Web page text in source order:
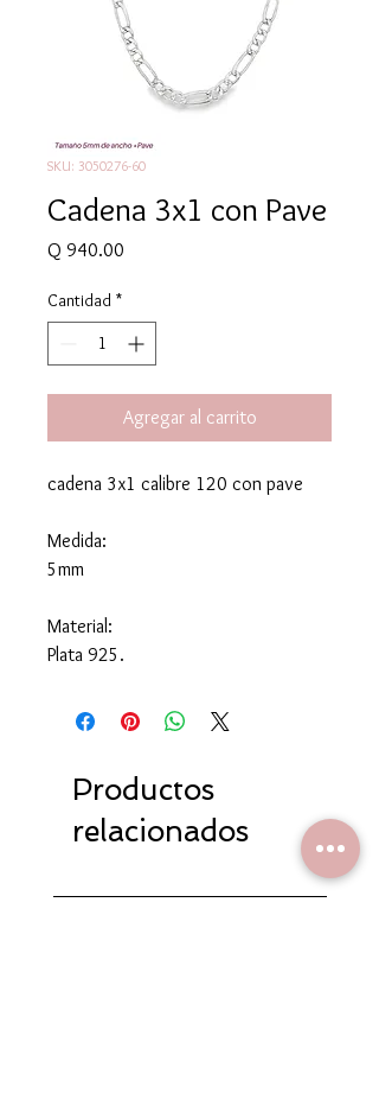
SKU: 3050276-60
Cadena 3x1 con Pave
Q 940.00
Cantidad *
Agregar al carrito
cadena 3x1 calibre 120 con pave
Medida:
5mm
Material:
Plata 925.
Productos
relacionados